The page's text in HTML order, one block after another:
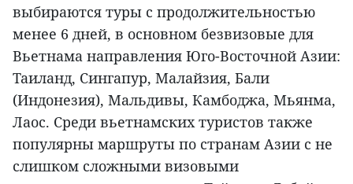
выбираются туры с продолжительностью
менее 6 дней, в основном безвизовые для
Вьетнама направления Юго-Восточной Азии:
Таиланд, Сингапур, Малайзия, Бали
(Индонезия), Мальдивы, Камбоджа, Мьянма,
Лаос. Среди вьетнамских туристов также
популярны маршруты по странам Азии с не
слишком сложными визовыми